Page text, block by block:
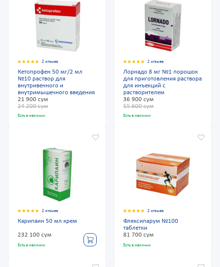
2 отзыва
Кетопрофен 50 мг/2 мл
№10 раствор для
внутривенного и
внутримышечного введения
21 900 сум
24 200 сум
Есть в наличии
2 отзыва
Лорнадо 8 мг №1 порошок
для приготовления раствора
для инъекций с
растворителем
36 900 сум
55 600 сум
Есть в наличии
2 отзыва
Карипаин 50 мл крем
232 100 сум
Есть в наличии
2 отзыва
Флексипарум №100
таблетки
81 700 сум
Есть в наличии